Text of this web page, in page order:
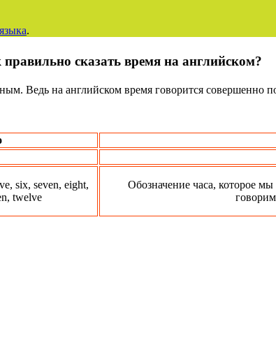
.
сказать время на английском?
Ведь на английском время говорится совершенно
six, seven, eight,
twelve
Обозначение часа, которое мы